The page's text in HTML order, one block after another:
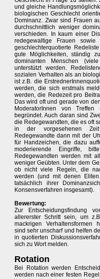
und gleiche
biologischen Geschlecht
Dominanz. Zwar sind Frauen
durchschnittlich weniger
verschieden. In kaum einer
redegewaltige Frauen sowie
geschlechterquotierte
gute Möglichkeiten, ständig
dominanten Menschen
unterstützt werden.
sozialen Verhalten als an
ist z.B. die
werden, die sich erstmals
werden, die Redezeit pro
Das wird oft und gerade von
ModeratorInnen von
begründet. Auch daran sind
die Redegewandten, die es oft
in der vorgesehenen Zeit
Redegewandte dann mit der
für Handzeichen, die dazu
moderierende Eingriffe,
Redegewandten werden mit
weniger Geübten. Unter dem
ob nicht viele Regeln, die
werden (und mit denen
tatsächlich ihrer
Konsensverfahren insgesamt).
Bewertung:
Zur Entscheidungsfindung
allererster Schritt sein, um
mackrigen Verhaltensformen
sind sehr unscharf und helfen
in quotierten
sich zu Wort melden.
Rotation
Bei Rotation werden
werden nach einer festen